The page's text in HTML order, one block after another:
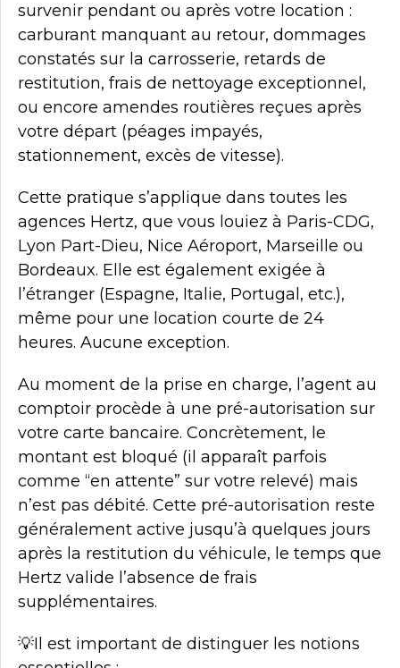
survenir pendant ou après votre location :
carburant manquant au retour, dommages
constatés sur la carrosserie, retards de
restitution, frais de nettoyage exceptionnel,
ou encore amendes routières reçues après
votre départ (péages impayés,
stationnement, excès de vitesse).
Cette pratique s’applique dans toutes les
agences Hertz, que vous louiez à Paris-CDG,
Lyon Part-Dieu, Nice Aéroport, Marseille ou
Bordeaux. Elle est également exigée à
l’étranger (Espagne, Italie, Portugal, etc.),
même pour une location courte de 24
heures. Aucune exception.
Au moment de la prise en charge, l’agent au
comptoir procède à une pré-autorisation sur
votre carte bancaire. Concrètement, le
montant est bloqué (il apparaît parfois
comme “en attente” sur votre relevé) mais
n’est pas débité. Cette pré-autorisation reste
généralement active jusqu’à quelques jours
après la restitution du véhicule, le temps que
Hertz valide l’absence de frais
supplémentaires.
💡Il est important de distinguer les notions